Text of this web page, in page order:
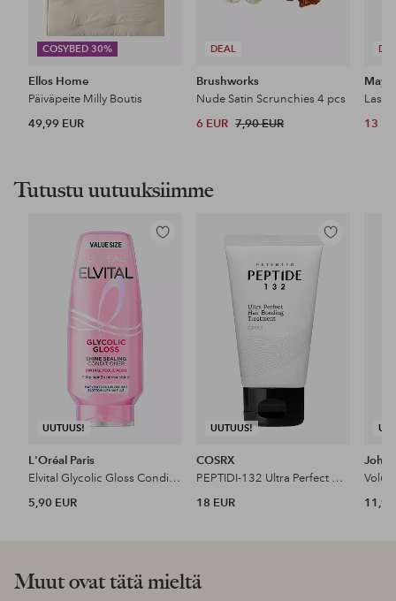
COSYBED 30%
Ellos Home
Päiväpeite Milly Boutis
49,99 EUR
DEAL
Brushworks
Nude Satin Scrunchies 4 pcs
6 EUR 7,90 EUR 13
Tutustu uutuuksiimme
UUTUUS!
Lisää
L'Oréal Paris
Elvital Glycolic Gloss Conditioner For Dull Hair
5,90 EUR
UUTUUS!
Lisää
suosikkeihin
COSRX
PEPTIDI-132 Ultra Perfect Hair Bonding Treatment
18 EUR
John
11,99
Muut ovat tätä mieltä